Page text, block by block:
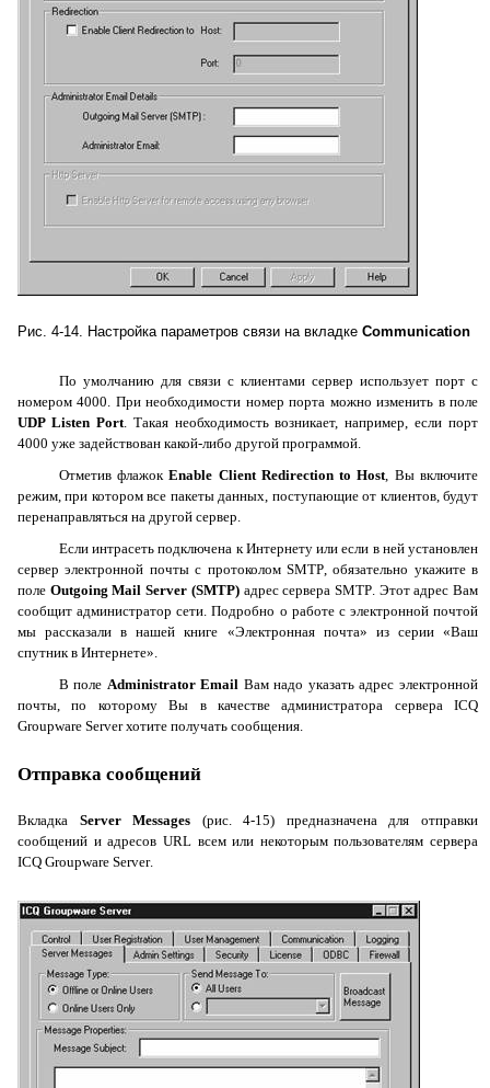
Рис. 4-14. Настройка параметров связи на вкладке Communication
По умолчанию для связи с клиентами сервер использует порт с
номером 4000. При необходимости номер порта можно изменить в поле
UDP Listen Port. Такая необходимость возникает, например, если порт
4000 уже задействован какой-либо другой программой.
Отметив флажокEnable Client Redirection to Host, Вы включите
режим, при котором все пакеты данных, поступающие от клиентов, будут
перенаправляться на другой сервер.
Если интрасеть подключена к Интернету или если в ней установлен
сервер электронной почты с протоколом SMTP, обязательно укажите в
поле Outgoing Mail Server (SMTP)адрес сервера SMTP. Этот адрес Вам
сообщит администратор сети. Подробно о работе с электронной почтой
мы рассказали в нашей книге «Электронная почта» из серии «Ваш
спутник в Интернете».
В поле Administrator Email Вам надо указать адрес электронной
почты, по которому Вы в качестве администратора сервера ICQ
Groupware Serverхотите получать сообщения.
Отправка сообщений
Вкладка Server Messages (рис.
4-15) предназначена для отправки
сообщений и адресов URL всем или некоторым пользователям сервера
ICQ Groupware Server.